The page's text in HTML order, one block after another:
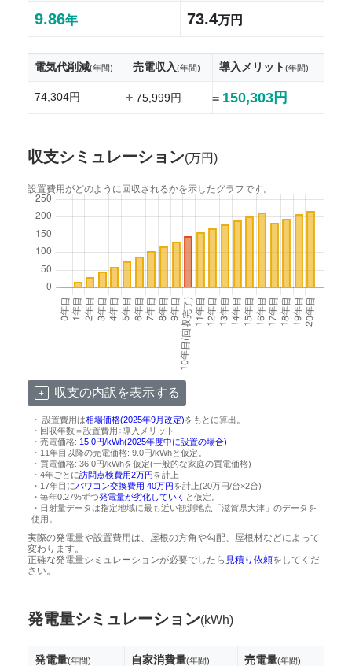
9.86年 73.4万円
電気代削減(年間) 売電収入(年間) 導入メリット(年間)
74,304円 +75,999円 = 150,303円
収支シミュレーション(万円)
設置費用がどのように回収されるかを示したグラフです。
収支の内訳を表示する
・ 設置費用は相場価格(2025年9月改定)をもとに算出。
・回収年数＝設置費用÷導入メリット
・売電価格: 15.0円/kWh(2025年度中に設置の場合)
・11年目以降の売電価格: 9.0円/kWhと仮定。
・買電価格: 36.0円/kWhを仮定(一般的な家庭の買電価格)
・4年ごとに訪問点検費用2万円を計上
・17年目にパワコン交換費用 40万円を計上(20万円/台×2台)
・毎年0.27%ずつ発電量が劣化していく と仮定。
・日射量データは指定地域に最も近い観測地点「滋賀県大津」のデータを
使用。
実際の発電量や設置費用は、屋根の方角や勾配、屋根材などによって
変わります。
正確な発電量シミュレーションが必要でしたら 見積り依頼をしてくだ
さい。
発電量シミュレーション(kWh)
発電量(年間) 自家消費量(年間) 売電量(年間)